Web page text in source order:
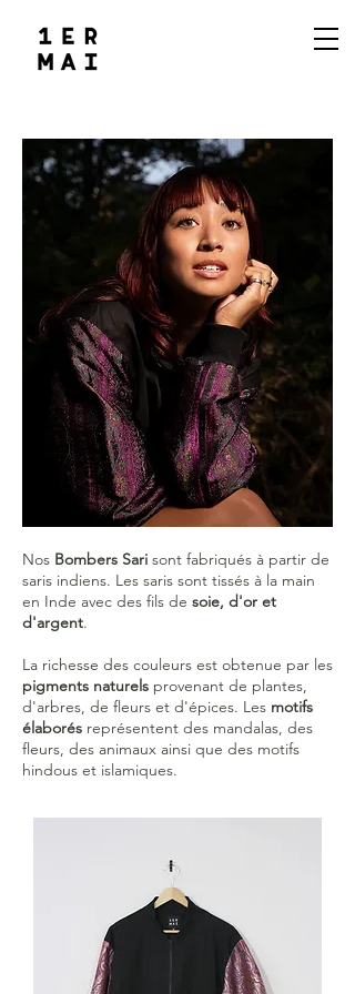
Nos Bombers Sari sont fabriqués à partir de
saris indiens. Les saris sont tissés à la main
en Inde avec des fils de soie, d'or et
d'argent.
La richesse des couleurs est obtenue par les
pigments naturels provenant de plantes,
d'arbres, de fleurs et d'épices. Les motifs
élaborés représentent des mandalas, des
fleurs, des animaux ainsi que des motifs
hindous et islamiques.